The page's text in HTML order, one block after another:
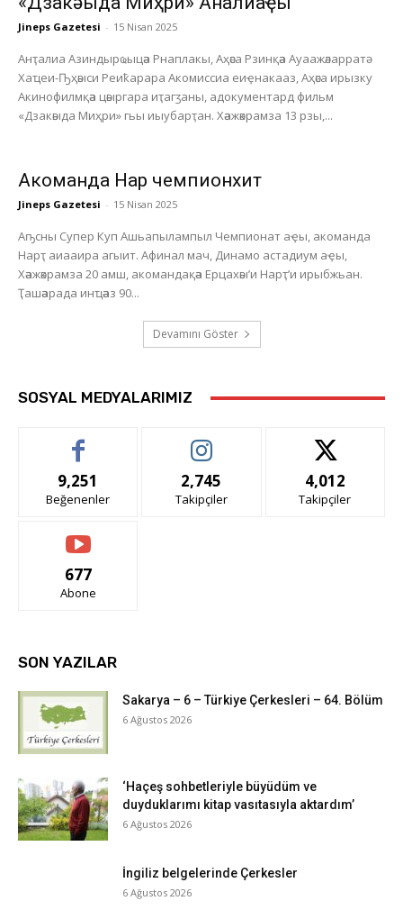
Jineps Gazetesi - 15 Nisan 2025
Анҭалиа Азиндырҩыцәа Рнаплакы, Аҳәса Рзинқәа Ауаажәларратә
Хаҵеи-Ҧҳәыси Реиҟарара Акомиссиа еиҿнакааз, Аҳәса ирызку
Акинофилмқәа цәыргара иҭагӡаны, адокументард фильм
«Дзакәыда Миҳри» гьы иыубарҭан. Хәажәкрамза 13 рзы,...
Акоманда Нарҭ чемпионхит
Jineps Gazetesi - 15 Nisan 2025
Аҧсны Супер Куп Ашьапылампыл Чемпионат аҿы, акоманда
Нарҭ аиааира агыит. Афинал мач, Динамо астадиум аҿы,
Хәажәкрамза 20 амш, акомандақәа Ерцахәы’и Нарҭ’и ирыбжьан.
Ҭашәарада инҵәаз 90...
Devamını Göster
SOSYAL MEDYALARIMIZ
9,251
Beğenenler
2,745
Takipçiler
4,012
Takipçiler
677
Abone
SON YAZILAR
Sakarya – 6 – Türkiye Çerkesleri – 64. Bölüm
6 Ağustos 2026
‘Haçeş sohbetleriyle büyüdüm ve
duyduklarımı kitap vasıtasıyla aktardım’
6 Ağustos 2026
İngiliz belgelerinde Çerkesler
6 Ağustos 2026